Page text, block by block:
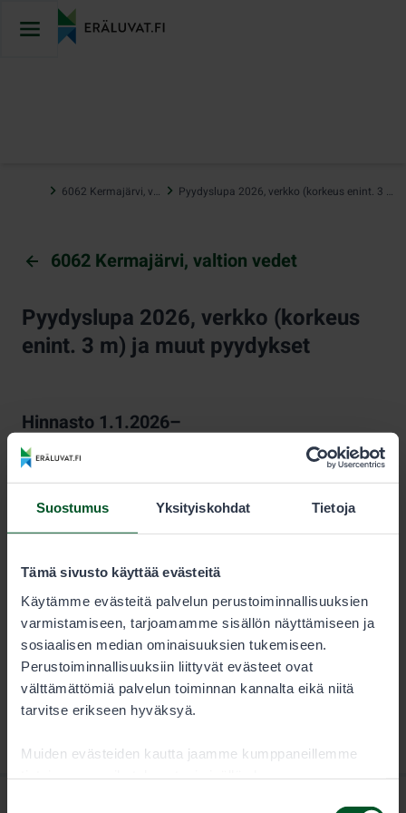
Suostumus Yksityiskohdat Tietoja
Tämä sivusto käyttää evästeitä
Käytämme evästeitä palvelun perustoiminnallisuuksien
varmistamiseen, tarjoamamme sisällön näyttämiseen ja
sosiaalisen median ominaisuuksien tukemiseen.
Perustoiminnallisuuksiin liittyvät evästeet ovat
välttämättömiä palvelun toiminnan kannalta eikä niitä
tarvitse erikseen hyväksyä.
Muiden evästeiden kautta jaamme kumppaneillemme
sisältöön
6062 Kermajärvi, valtion vedet Pyydyslupa 2026, verkko (korkeus enint. 3 m) ja muut pyydykset
6062 Kermajärvi, valtion vedet
Pyydyslupa 2026, verkko (korkeus
enint. 3 m) ja muut pyydykset
Hinnasto 1.1.2026–
KESTO
Kausi 12,00 €
Pyydyslupa on pyynti- tai venekuntakohtainen, ja se on